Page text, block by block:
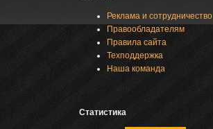
Реклама и сотрудничество
Правообладателям
Правила сайта
Техподдержка
Наша команда
Статистика